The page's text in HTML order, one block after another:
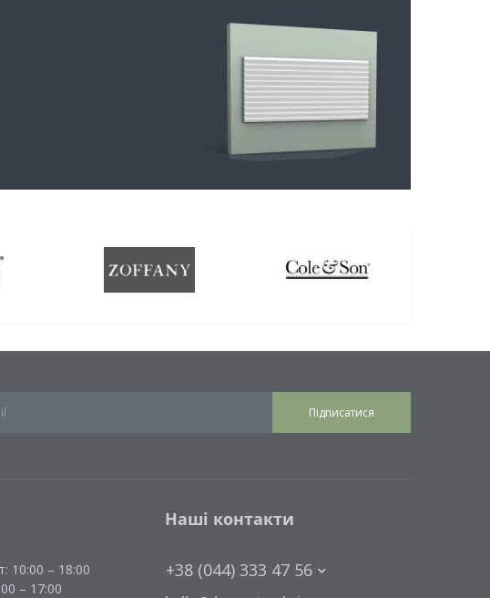
Підписатися
10:00 – 18:00
– 17:00
Наші контакти
+38 (044) 333 47 56